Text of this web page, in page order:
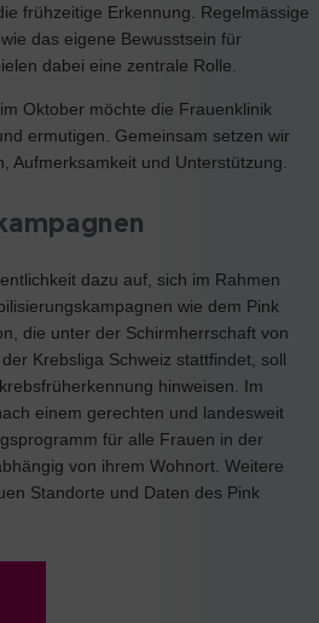
frühzeitige Erkennung. Regelmässige
das eigene Bewusstsein für
dabei eine zentrale Rolle.
Oktober möchte die Frauenklinik
ermutigen. Gemeinsam setzen wir
Aufmerksamkeit und Unterstützung.
dazu auf, sich im Rahmen
wie dem Pink
die unter der Schirmherrschaft von
Krebsliga Schweiz stattfindet, soll
hinweisen. Im
einem gerechten und landesweit
für alle Frauen in der
von ihrem Wohnort. Weitere
Standorte und Daten des Pink